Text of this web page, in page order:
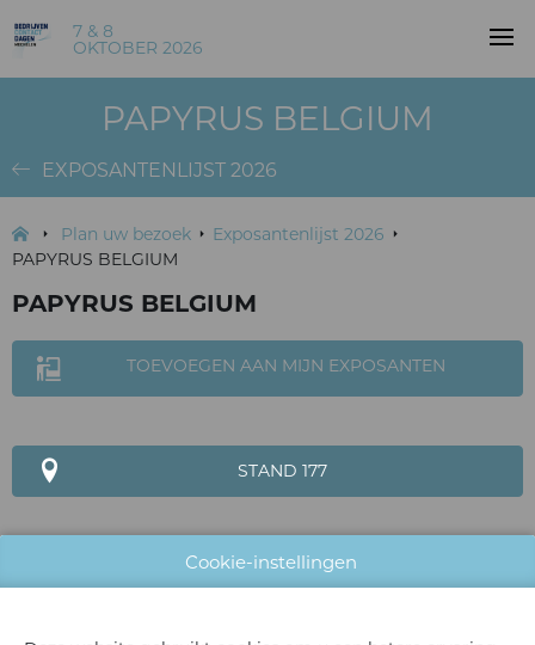
7 & 8
OKTOBER 2026
PAPYRUS BELGIUM
EXPOSANTENLIJST 2026
Plan uw bezoek
Exposantenlijst 2026
PAPYRUS BELGIUM
PAPYRUS BELGIUM
TOEVOEGEN AAN MIJN EXPOSANTEN
STAND 177
WEBSITE CATALOGUSCookie-instellingen